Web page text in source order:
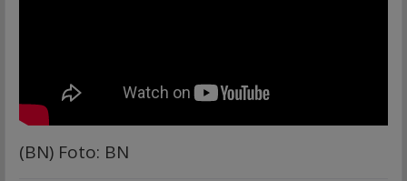
(BN) Foto: BN